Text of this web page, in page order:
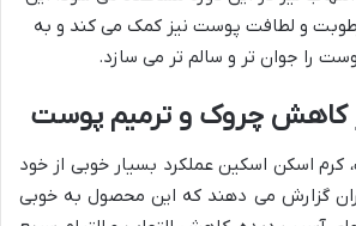
و لطافت پوست نیز کمک می کند و به
را جوان تر و سالم تر می سازد.
کاهش چروک و ترمیم پوست
کرم اسکن اسکین عملکرد بسیار خوبی از خود
گزارش می دهند که این محصول به خوبی